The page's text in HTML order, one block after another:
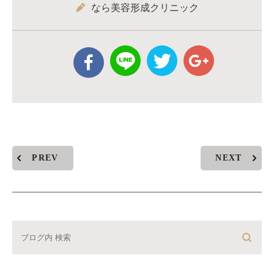
なら美容形成クリニック
PREV NEXT